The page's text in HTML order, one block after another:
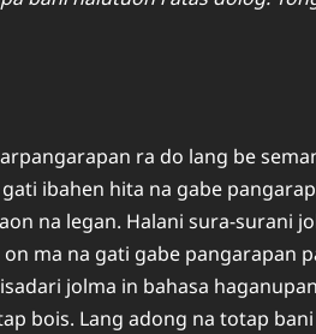
ra do lang be
ibahen hita na gabe
na legan. Halani sura-surani
ma na gati gabe pangarapan
jolma in bahasa
bois. Lang adong na totap